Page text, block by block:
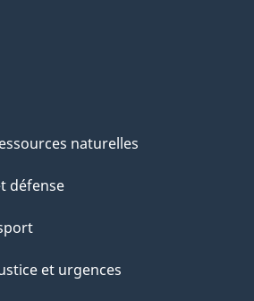
naturelles
défense
et urgences